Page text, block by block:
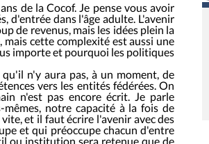
de la Cocof. Je pense vous avoir
d'entrée dans l'âge adulte. L'avenir
de revenus, mais les idées plein la
cette complexité est aussi une
importe et pourquoi les politiques
n'y aura pas, à un moment, de
vers les entités fédérées. On
n'est pas encore écrit. Je parle
notre capacité à la fois de
et il faut écrire l'avenir avec des
et qui préoccupe chacun d'entre
ou institution sera retenue que de